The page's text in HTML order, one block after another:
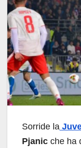
Sorride la
Pjanic che ha